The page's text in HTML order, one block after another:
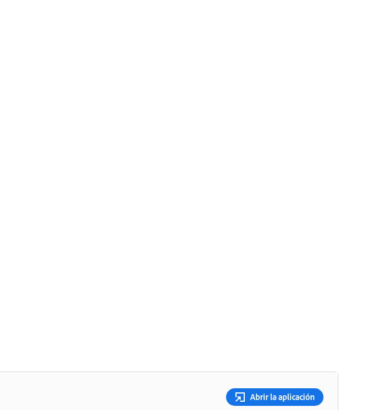
Abrir la aplicación